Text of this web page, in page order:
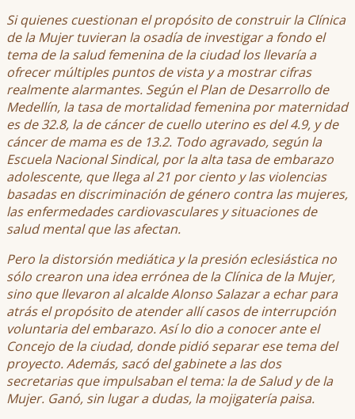
Si quienes cuestionan el propósito de construir la Clínica
de la Mujer tuvieran la osadía de investigar a fondo el
tema de la salud femenina de la ciudad los llevaría a
ofrecer múltiples puntos de vista y a mostrar cifras
realmente alarmantes. Según el Plan de Desarrollo de
Medellín, la tasa de mortalidad femenina por maternidad
es de 32.8, la de cáncer de cuello uterino es del 4.9, y de
cáncer de mama es de 13.2. Todo agravado, según la
Escuela Nacional Sindical, por la alta tasa de embarazo
adolescente, que llega al 21 por ciento y las violencias
basadas en discriminación de género contra las mujeres,
las enfermedades cardiovasculares y situaciones de
salud mental que las afectan.
Pero la distorsión mediática y la presión eclesiástica no
sólo crearon una idea errónea de la Clínica de la Mujer,
sino que llevaron al alcalde Alonso Salazar a echar para
atrás el propósito de atender allí casos de interrupción
voluntaria del embarazo. Así lo dio a conocer ante el
Concejo de la ciudad, donde pidió separar ese tema del
proyecto. Además, sacó del gabinete a las dos
secretarias que impulsaban el tema: la de Salud y de la
Mujer. Ganó, sin lugar a dudas, la mojigatería paisa.